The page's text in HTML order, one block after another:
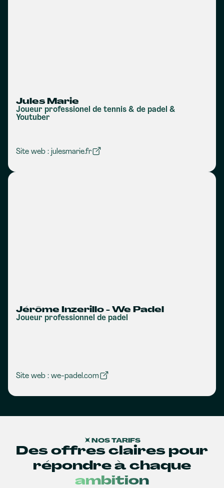
Jules Marie
Joueur professionel de tennis & de padel &
Youtuber
Site web : julesmarie.fr
Jérôme Inzerillo - We Padel
Joueur professionnel de padel
Site web : we-padel.com
NOS TARIFS
Des offres claires pour
répondre à chaque
ambition